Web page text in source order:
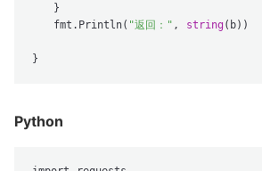
   }
   fmt.Println(
"返回：" , string (b))
Python